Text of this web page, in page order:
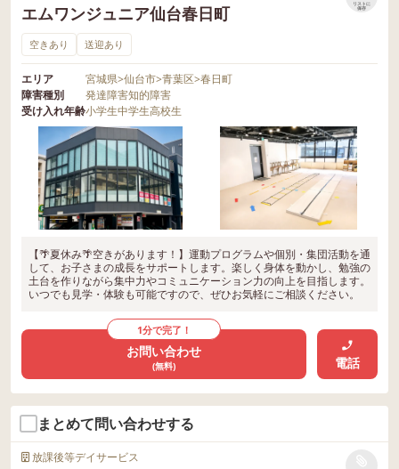
エムワンジュニア仙台春日町
リストに
保存
空きあり 送迎あり
エリア 宮城県>仙台市>青葉区>春日町
障害種別
発達障害知的障害
受け入れ年齢小学生中学生高校生
【🌴夏休み🌴空きがあります！】運動プログラムや個別・集団活動を通
して、お子さまの成長をサポートします。楽しく身体を動かし、勉強の
土台を作りながら集中力やコミュニケーション力の向上を目指します。
いつでも見学・体験も可能ですので、ぜひお気軽にご相談ください。
1分で完了！
お問い合わせ
(無料) 電話
まとめて問い合わせする
放課後等デイサービス